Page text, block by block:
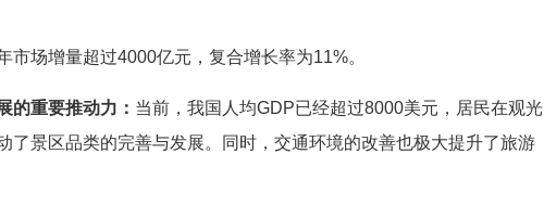
场增量超过4000亿元，复合增长率为11%。
的重要推动力： 当前，我国人均GDP已经超过8000美元，居民在观光
了景区品类的完善与发展。同时，交通环境的改善也极大提升了旅游